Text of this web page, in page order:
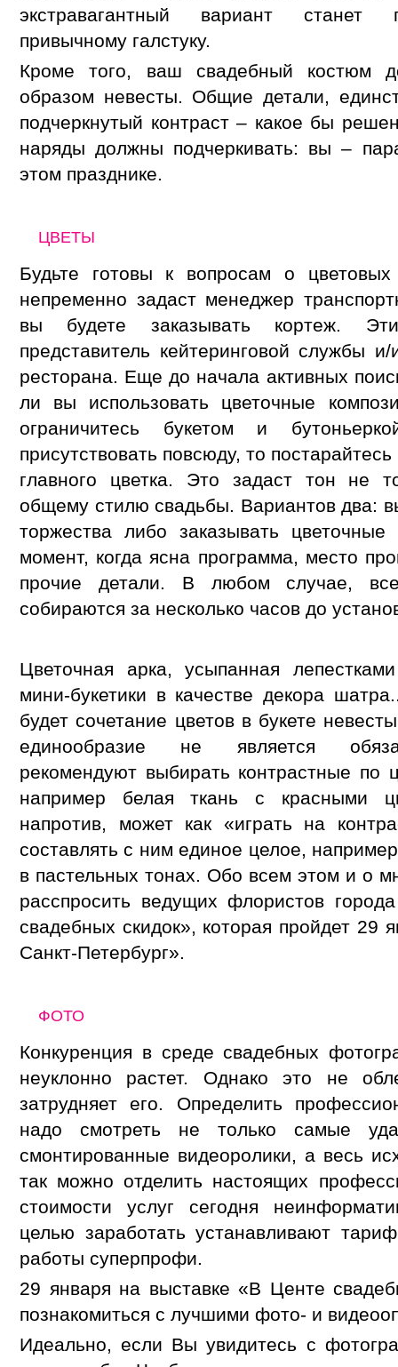
экстравагантный вариант станет
привычному галстуку.
Кроме того, ваш свадебный костюм
образом невесты. Общие детали,
подчеркнутый контраст – какое бы
наряды должны подчеркивать: вы –
этом празднике.
ЦВЕТЫ
Будьте готовы к вопросам о
непременно задаст менеджер
вы будете заказывать кортеж.
представитель кейтеринговой службы
ресторана. Еще до начала активных
ли вы использовать цветочные
ограничитесь букетом и
присутствовать повсюду, то
главного цветка. Это задаст тон не
общему стилю свадьбы. Вариантов два:
торжества либо заказывать
момент, когда ясна программа, место
прочие детали. В любом случае,
собираются за несколько часов до
Цветочная арка, усыпанная
мини-букетики в качестве декора
будет сочетание цветов в букете
единообразие не является
рекомендуют выбирать контрастные по
например белая ткань с красными
напротив, может как «играть на
составлять с ним единое целое,
в пастельных тонах. Обо всем этом и о
расспросить ведущих флористов
свадебных скидок», которая пройдет
Санкт-Петербург».
ФОТО
Конкуренция в среде свадебных
неуклонно растет. Однако это не
затрудняет его. Определить
надо смотреть не только самые
смонтированные видеоролики, а весь
так можно отделить настоящих
стоимости услуг сегодня
целью заработать устанавливают
работы суперпрофи.
29 января на выставке «В Центе
познакомиться с лучшими фото- и
Идеально, если Вы увидитесь с